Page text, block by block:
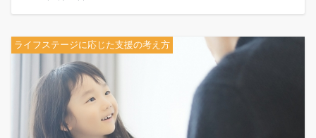
ライフステージに応じた支援の考え方